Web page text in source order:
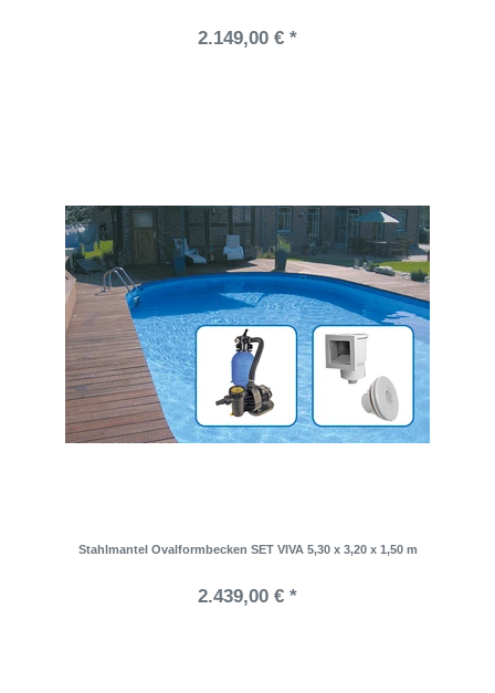
2.149,00 € *
Stahlmantel Ovalformbecken SET VIVA 5,30 x 3,20 x 1,50 m
2.439,00 € *